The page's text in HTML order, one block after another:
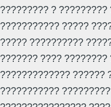
????????? ?
??????????? ?????
????? ??????????
??????? ????
????????????? ??????
???????????